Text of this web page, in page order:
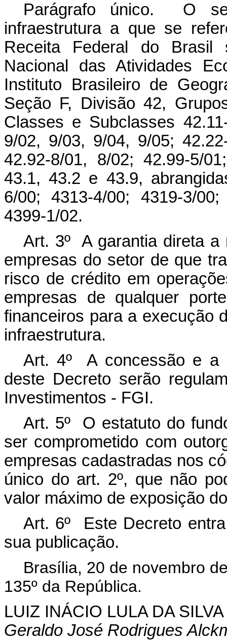
Parágrafo único. O
infraestrutura a que se
Receita Federal do Brasil
Nacional das Atividades
Instituto Brasileiro de
Seção F, Divisão 42,
Classes e Subclasses
9/02, 9/03, 9/04, 9/05;
42.92-8/01, 8/02; 42.99-5/
43.1, 43.2 e 43.9,
6/00; 4313-4/00; 4319-3/
4399-1/02.
Art. 3º A garantia direta a
empresas do setor de que
risco de crédito em
empresas de qualquer
financeiros para a execução
infraestrutura.
Art. 4º A concessão e a
deste Decreto serão
Investimentos - FGI.
Art. 5º O estatuto do
ser comprometido com
empresas cadastradas nos
único do art. 2º, que não
valor máximo de exposição
Art. 6º Este Decreto
sua publicação.
Brasília, 20 de novembro
135º da República.
LUIZ INÁCIO LULA DA SILVA
Geraldo José Rodrigues